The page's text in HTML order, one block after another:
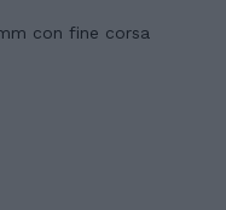
con fine corsa